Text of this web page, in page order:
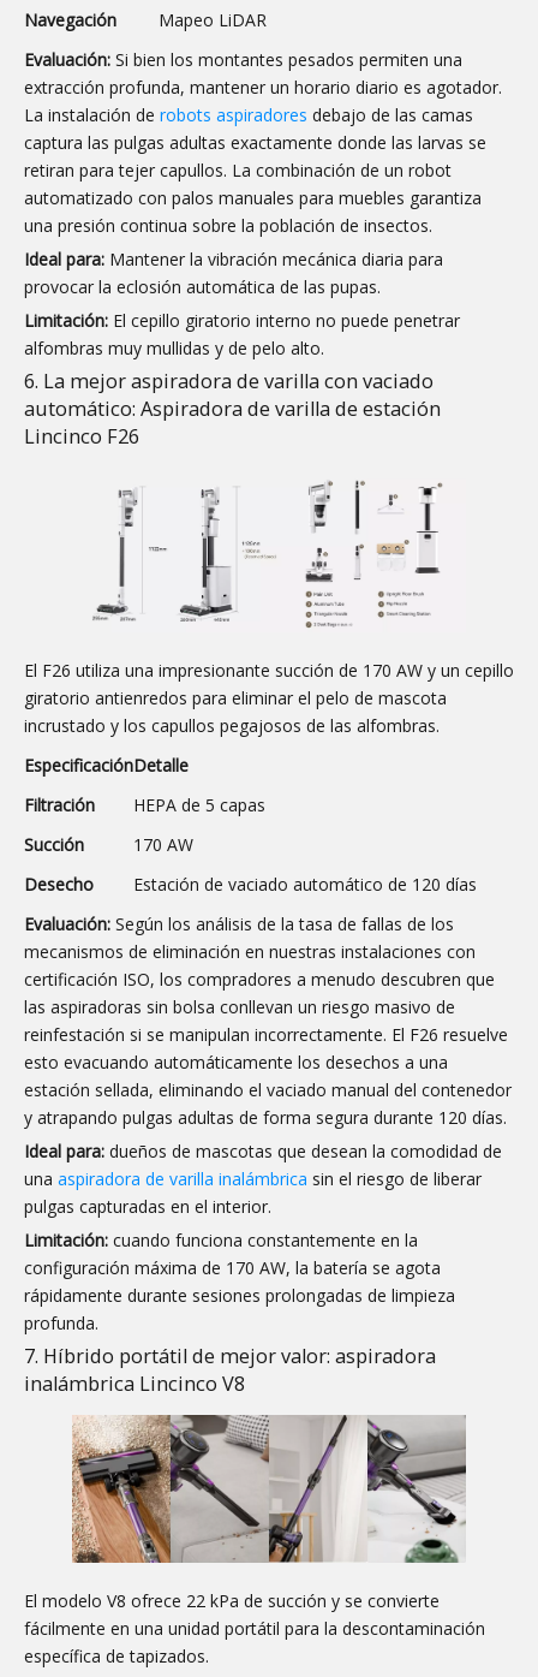
Navegación
Mapeo LiDAR
Evaluación: Si bien los montantes pesados ​​permiten una
extracción profunda, mantener un horario diario es agotador.
La instalación de robots aspiradores debajo de las camas
captura las pulgas adultas exactamente donde las larvas se
retiran para tejer capullos. La combinación de un robot
automatizado con palos manuales para muebles garantiza
una presión continua sobre la población de insectos.
Ideal para: Mantener la vibración mecánica diaria para
provocar la eclosión automática de las pupas.
Limitación: El cepillo giratorio interno no puede penetrar
alfombras muy mullidas y de pelo alto.
6. La mejor aspiradora de varilla con vaciado
automático: Aspiradora de varilla de estación
Lincinco F26
El F26 utiliza una impresionante succión de 170 AW y un cepillo
giratorio antienredos para eliminar el pelo de mascota
incrustado y los capullos pegajosos de las alfombras.
EspecificaciónDetalle
Filtración
HEPA de 5 capas
Succión
170 AW
Desecho
Estación de vaciado automático de 120 días
Evaluación: Según los análisis de la tasa de fallas de los
mecanismos de eliminación en nuestras instalaciones con
certificación ISO, los compradores a menudo descubren que
las aspiradoras sin bolsa conllevan un riesgo masivo de
reinfestación si se manipulan incorrectamente. El F26 resuelve
esto evacuando automáticamente los desechos a una
estación sellada, eliminando el vaciado manual del contenedor
y atrapando pulgas adultas de forma segura durante 120 días.
Ideal para: dueños de mascotas que desean la comodidad de
una aspiradora de varilla inalámbrica sin el riesgo de liberar
pulgas capturadas en el interior.
Limitación: cuando funciona constantemente en la
configuración máxima de 170 AW, la batería se agota
rápidamente durante sesiones prolongadas de limpieza
profunda.
7. Híbrido portátil de mejor valor: aspiradora
inalámbrica Lincinco V8
El modelo V8 ofrece 22 kPa de succión y se convierte
fácilmente en una unidad portátil para la descontaminación
específica de tapizados.